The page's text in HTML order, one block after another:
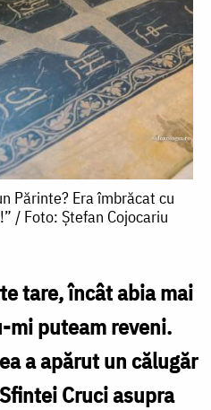
Părinte? Era îmbrăcat cu
/ Foto: Ștefan Cojocariu
tare, încât abia mai
mi puteam reveni.
a apărut un călugăr
Cruci asupra